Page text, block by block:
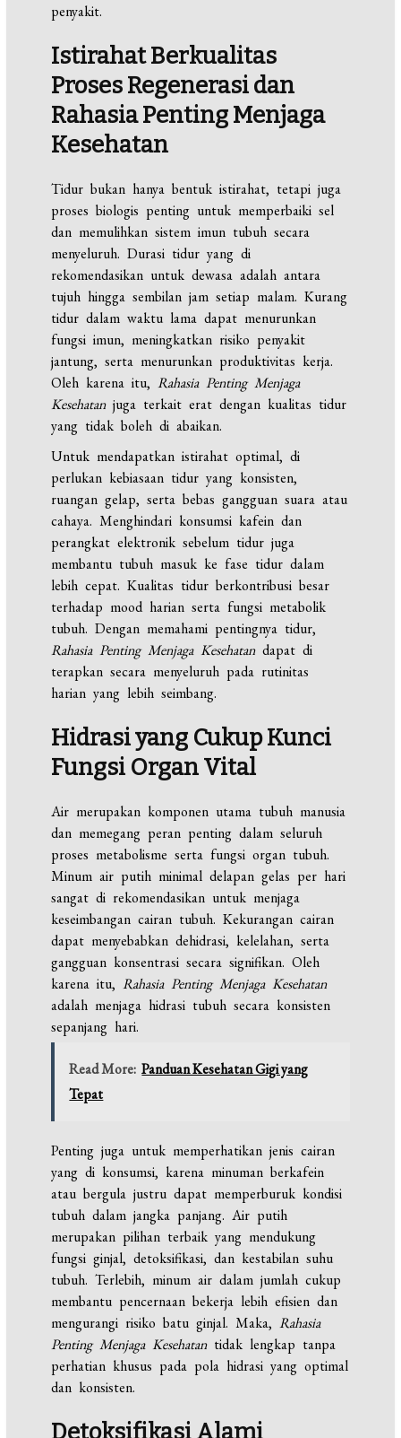
penyakit.
Istirahat Berkualitas
Proses Regenerasi dan
Rahasia Penting Menjaga
Kesehatan
Tidur bukan hanya bentuk istirahat, tetapi juga
proses biologis penting untuk memperbaiki sel
dan memulihkan sistem imun tubuh secara
menyeluruh. Durasi tidur yang di
rekomendasikan untuk dewasa adalah antara
tujuh hingga sembilan jam setiap malam. Kurang
tidur dalam waktu lama dapat menurunkan
fungsi imun, meningkatkan risiko penyakit
jantung, serta menurunkan produktivitas kerja.
Oleh karena itu,Rahasia Penting Menjaga
Kesehatanjuga terkait erat dengan kualitas tidur
yang tidak boleh di abaikan.
Untuk mendapatkan istirahat optimal, di
perlukan kebiasaan tidur yang konsisten,
ruangan gelap, serta bebas gangguan suara atau
cahaya. Menghindari konsumsi kafein dan
perangkat elektronik sebelum tidur juga
membantu tubuh masuk ke fase tidur dalam
lebih cepat. Kualitas tidur berkontribusi besar
terhadap mood harian serta fungsi metabolik
tubuh. Dengan memahami pentingnya tidur,
Rahasia Penting Menjaga Kesehatandapat di
terapkan secara menyeluruh pada rutinitas
harian yang lebih seimbang.
Hidrasi yang Cukup Kunci
Fungsi Organ Vital
Air merupakan komponen utama tubuh manusia
dan memegang peran penting dalam seluruh
proses metabolisme serta fungsi organ tubuh.
Minum air putih minimal delapan gelas per hari
sangat di rekomendasikan untuk menjaga
keseimbangan cairan tubuh. Kekurangan cairan
dapat menyebabkan dehidrasi, kelelahan, serta
gangguan konsentrasi secara signifikan. Oleh
karena itu,Rahasia Penting Menjaga Kesehatan
adalah menjaga hidrasi tubuh secara konsisten
sepanjang hari.
Read More: Panduan Kesehatan Gigi yang
Tepat
Penting juga untuk memperhatikan jenis cairan
yang di konsumsi, karena minuman berkafein
atau bergula justru dapat memperburuk kondisi
tubuh dalam jangka panjang. Air putih
merupakan pilihan terbaik yang mendukung
fungsi ginjal, detoksifikasi, dan kestabilan suhu
tubuh. Terlebih, minum air dalam jumlah cukup
membantu pencernaan bekerja lebih efisien dan
mengurangi risiko batu ginjal. Maka,Rahasia
Penting Menjaga Kesehatantidak lengkap tanpa
perhatian khusus pada pola hidrasi yang optimal
dan konsisten.
Detoksifikasi Alami